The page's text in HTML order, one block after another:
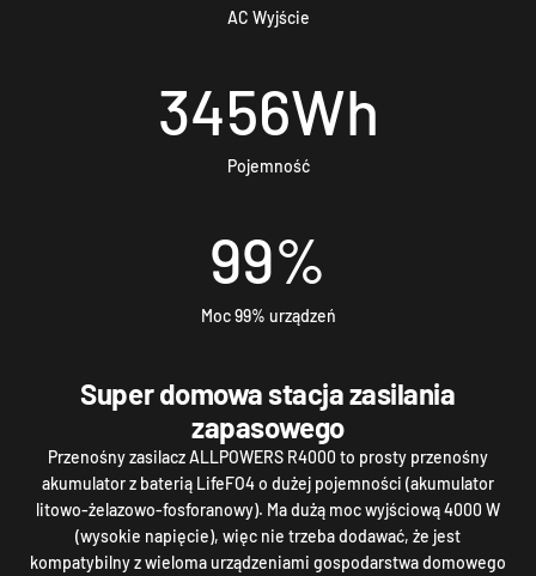
AC Wyjście
3456Wh
Pojemność
99%
Moc 99% urządzeń
Super domowa stacja zasilania
zapasowego
Przenośny zasilacz ALLPOWERS R4000 to prosty przenośny
akumulator z baterią LifeFO4 o dużej pojemności (akumulator
litowo-żelazowo-fosforanowy). Ma dużą moc wyjściową 4000 W
(wysokie napięcie), więc nie trzeba dodawać, że jest
kompatybilny z wieloma urządzeniami gospodarstwa domowego